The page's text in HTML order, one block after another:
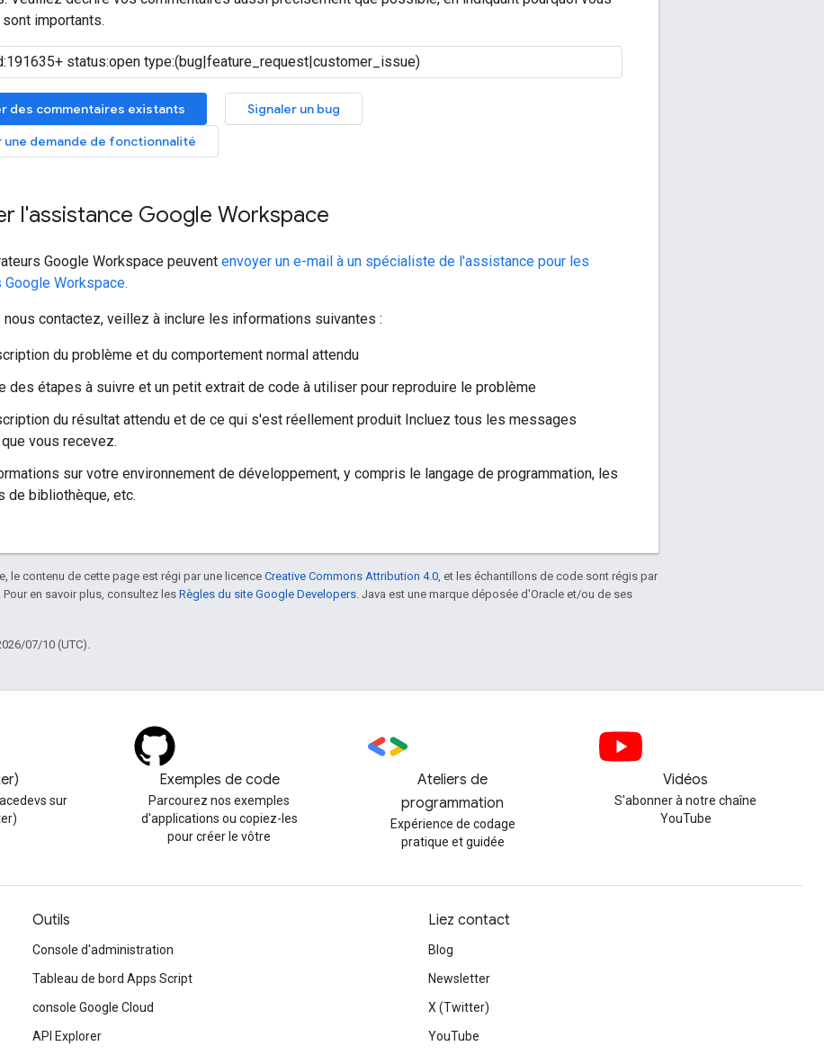
importants.
des commentaires existants
Signaler un bug
une demande de fonctionnalité
l'assistance Google Workspace
Google Workspace peuvent envoyer un e-mail à un spécialiste de l'assistance pour les
Workspace.
nous contactez, veillez à inclure les informations suivantes :
du problème et du comportement normal attendu
des étapes à suivre et un petit extrait de code à utiliser pour reproduire le problème
du résultat attendu et de ce qui s'est réellement produit Incluez tous les messages
vous recevez.
sur votre environnement de développement, y compris le langage de programmation, les
de bibliothèque, etc.
le contenu de cette page est régi par une licence Creative Commons Attribution 4.0 , et les échantillons de code sont régis par
. Pour en savoir plus, consultez les Règles du site Google Developers . Java est une marque déposée d'Oracle et/ou de ses
07/10 (UTC).
sur
Exemples de code
Parcourez nos exemples
d'applications ou copiez-les
pour créer le vôtre
Ateliers de
programmation
Expérience de codage
pratique et guidée
Vidéos
S'abonner à notre chaîne
YouTube
Outils
Console d'administration
Tableau de bord Apps Script
console Google Cloud
API Explorer
Liez contact
Blog
Newsletter
X (Twitter)
YouTube